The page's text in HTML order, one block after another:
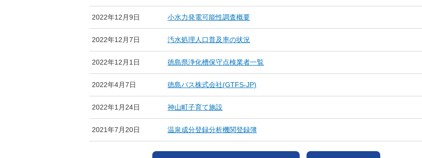
2022年12月9日 小水力発電可能性調査概要
2022年12月7日 汚水処理人口普及率の状況
2022年12月1日 徳島県浄化槽保守点検業者一覧
2022年4月7日 徳島バス株式会社(GTFS-JP)
2022年1月24日 神山町子育て施設
2021年7月20日 温泉成分登録分析機関登録簿